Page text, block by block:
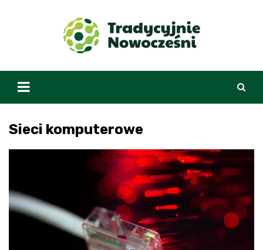
Sieci komputerowe